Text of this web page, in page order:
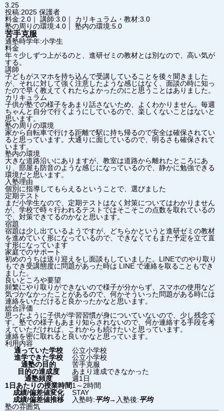
3.25
投稿:2025 保護者
料金:2.0｜ 講師:3.0｜ カリキュラム・教材:3.0
塾の周りの環境:4.0｜ 塾内の環境:5.0
苦手克服
通塾時学年:小学生
料金
年々少しずつ上がるのと、進研ゼミの教材とは別なので、高い気が
する。
講師
子どもがスマホを持ち込んで受講していることを後々聞きました
が、それに対して強く注意したような感じはなく、面談の時に知っ
たので早く教えてくれたらよかったのにと思うことはありました。
カリキュラム
子供が塾での様子をあまり話さないため、よくわかりません。毎週
ちゃんと自分で行くようにしているので、楽しくないことはないと
思います。
塾の周りの環境
家から自転車で行ける距離で駅に持ち帰るので安全は確保されてい
ると思っています。大通りに面しているので、明るさも確保されて
います。
塾内の環境
大きな道路沿いにありますが、教室は道路から離れたところにあ
り、部屋も防音のような感じになっているので、静かに勉強できる
環境だと思います。
入塾理由
個別に指導してもらえるということで、選びました
定期テスト
まだ小学生なので、定期テストはなく対策についてはわかりません
が、学校で時々行われるテストではそこそこの点数を取れているの
で、対策できてるのかなと思います。
宿題
宿題は少し出ているようですが、どちらかというと進研ゼミの教材
を進めていく形になっているので、できなくてもまた予定を立て直
す形になっています
家庭でのサポート
初めのうちは送り迎えをし面談もしていました。LINEでのやり取り
もでき受講態度に問題があった時は LINE で連絡を取ることもでき
ました。
良いところや要望
頻繁にやり取りができないので様子が分からず、スマホの使用など
気づかなかったことがあるので、何かそういった問題がある時には
連絡をいただけると良かったかなと思います。
総合評価
思ったように子供が学習習慣が身についていないので、少し残念で
す。塾での様子もあまり知らされないので、何か連絡する手段を考
えていただければ、これからも続けたいと思っています。
連絡を密に取れると良いかなと思っています。
利用内容
通っていた学校
公立小学校
進学できた学校
公立小学校
通塾の目的
苦手克服
目的の達成度
あまり達成できなかった
通塾頻度
週1日
1日あたりの授業時間1～2時間
成績/偏差値変化
STAY
成績/偏差値推移
入塾時:平均→ 入塾後:平均
塾の雰囲気